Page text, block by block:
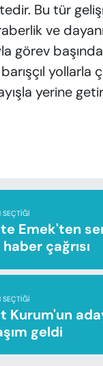
Bu tür
ve
görev
yerine
SEÇTIĞI
Emek'ten
çağrısı
SEÇTIĞI
Kurum'un
geldi